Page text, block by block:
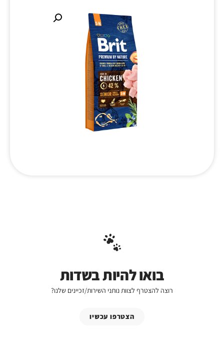
בואו להיות בשדות
רוצה להצטרף לצוות נותני השירות/זכיינים שלנו?
הצטרפו עכשיו